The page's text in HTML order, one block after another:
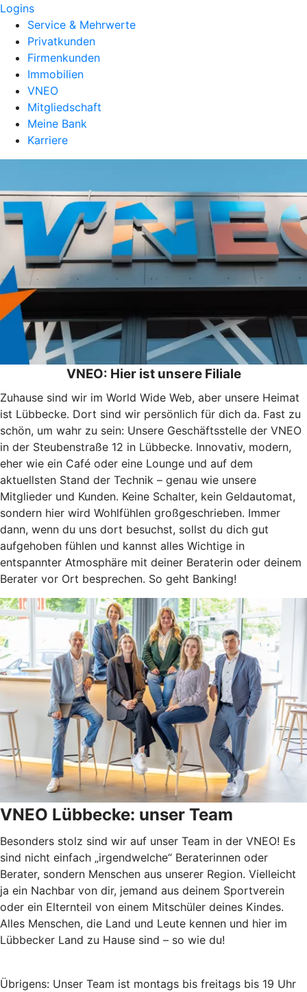
Logins
Service & Mehrwerte
Privatkunden
Firmenkunden
Immobilien
VNEO
Mitgliedschaft
Meine Bank
Karriere
VNEO: Hier ist unsere Filiale
Zuhause sind wir im World Wide Web, aber unsere Heimat
ist Lübbecke. Dort sind wir persönlich für dich da. Fast zu
schön, um wahr zu sein: Unsere Geschäftsstelle der VNEO
in der Steubenstraße 12 in Lübbecke. Innovativ, modern,
eher wie ein Café oder eine Lounge und auf dem
aktuellsten Stand der Technik – genau wie unsere
Mitglieder und Kunden. Keine Schalter, kein Geldautomat,
sondern hier wird Wohlfühlen großgeschrieben. Immer
dann, wenn du uns dort besuchst, sollst du dich gut
aufgehoben fühlen und kannst alles Wichtige in
entspannter Atmosphäre mit deiner Beraterin oder deinem
Berater vor Ort besprechen. So geht Banking!
VNEO Lübbecke: unser Team
Besonders stolz sind wir auf unser Team in der VNEO! Es
sind nicht einfach „irgendwelche“ Beraterinnen oder
Berater, sondern Menschen aus unserer Region. Vielleicht
ja ein Nachbar von dir, jemand aus deinem Sportverein
oder ein Elternteil von einem Mitschüler deines Kindes.
Alles Menschen, die Land und Leute kennen und hier im
Lübbecker Land zu Hause sind – so wie du!
Übrigens: Unser Team ist montags bis freitags bis 19 Uhr